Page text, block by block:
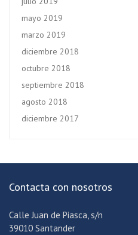
mayo 2019
marzo 2019
diciembre 2018
octubre 2018
septiembre 2018
agosto 2018
diciembre 2017
Contacta con nosotros
Calle Juan de Piasca, s/n
39010 Santander